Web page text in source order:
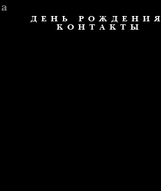
ДЕНЬ РОЖДЕНИЯ
КОНТАКТЫ